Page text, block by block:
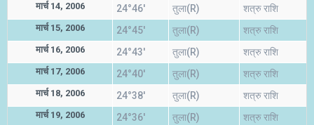
मार्च 14, 2006 24°46' तुला(R) शत्रु राशि
मार्च 15, 2006 24°45' तुला(R) शत्रु राशि
मार्च 16, 2006 24°43' तुला(R) शत्रु राशि
मार्च 17, 2006 24°40' तुला(R) शत्रु राशि
मार्च 18, 2006 24°38' तुला(R) शत्रु राशि
मार्च 19, 2006 24°36' तुला(R) शत्रु राशि